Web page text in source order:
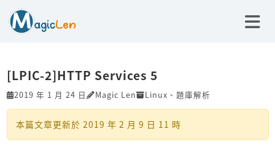
[LPIC-2]HTTP Services 5
2019 年 1 月 24 日 Magic Len Linux 、 題庫解析
本篇文章更新於 2019 年 2 月 9 日 11 時